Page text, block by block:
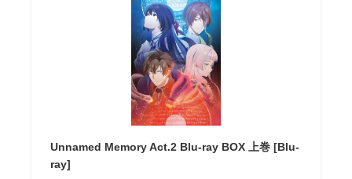
Unnamed Memory Act.2 Blu-ray BOX 上巻 [Blu-
ray]